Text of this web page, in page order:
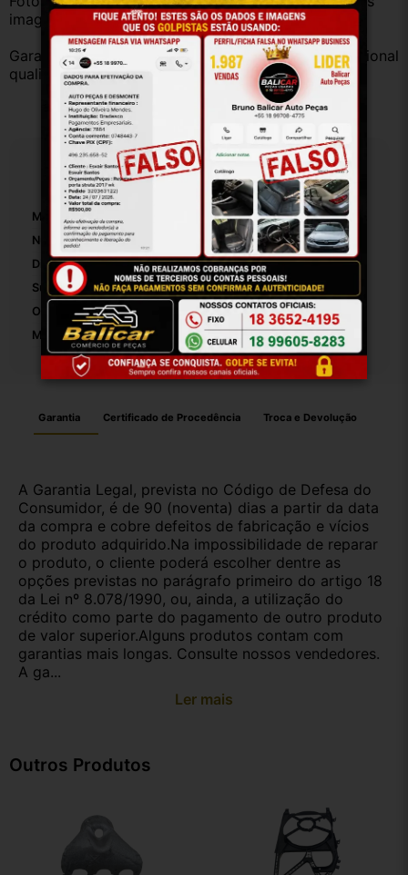
imagens.
Garantia válida somente com instalação por profissional
qualificado.
Especificações
Marca: Ford
Número De Peça: 63910
Diâmetro Máximo Das Pás: 29
Suportes De Radiador Incluídos:
Origem: Brasil
Modelo: Escort
Garantia Certificado de Procedência Troca e Devolução
A Garantia Legal, prevista no Código de Defesa do
Consumidor, é de 90 (noventa) dias a partir da data
da compra e cobre defeitos de fabricação e vícios
do produto adquirido.Na impossibilidade de reparar
o produto, o cliente poderá escolher dentre as
opções previstas no parágrafo primeiro do artigo 18
da Lei nº 8.078/1990, ou, ainda, a utilização do
crédito como parte do pagamento de outro produto
de valor superior.Alguns produtos contam com
garantias mais longas. Consulte nossos vendedores.
A ga...
Ler mais
Outros Produtos